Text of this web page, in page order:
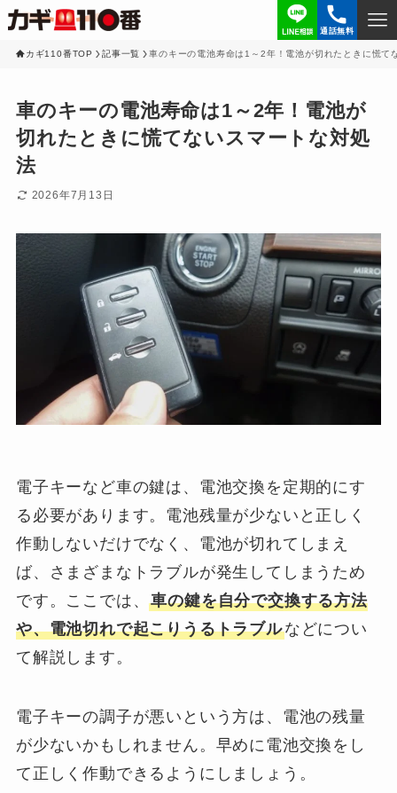
通話無料
カギ110番TOP 記事一覧 車のキーの電池寿命は1～2年！電池が切れたときに慌て
車のキーの電池寿命は1～2年！電池が
切れたときに慌てないスマートな対処
法
2026年7月13日
電子キーなど車の鍵は、電池交換を定期的にす
る必要があります。電池残量が少ないと正しく
作動しないだけでなく、電池が切れてしまえ
ば、さまざまなトラブルが発生してしまうため
です。ここでは、車の鍵を自分で交換する方法
や、電池切れで起こりうるトラブルなどについ
て解説します。
電子キーの調子が悪いという方は、電池の残量
が少ないかもしれません。早めに電池交換をし
て正しく作動できるようにしましょう。